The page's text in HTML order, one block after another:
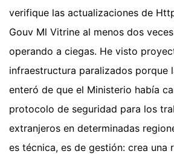
verifique las actualizaciones de
Gouv Ml Vitrine al menos dos
operando a ciegas. He visto
infraestructura paralizados porque
enteró de que el Ministerio había
protocolo de seguridad para los
extranjeros en determinadas
es técnica, es de gestión: crea una